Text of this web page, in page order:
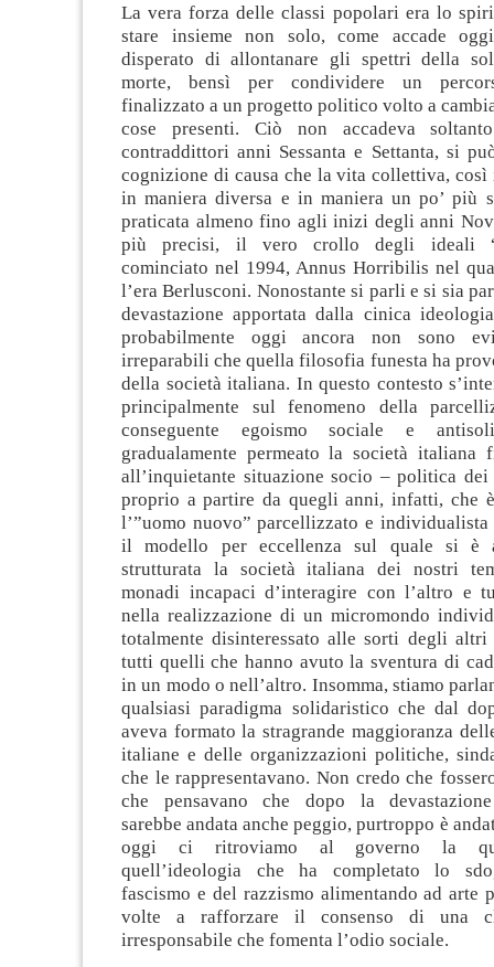
La vera forza delle classi popolari era lo
stare insieme non solo, come accade
disperato di allontanare gli spettri della
morte, bensì per condividere un
finalizzato a un progetto politico volto a
cose presenti. Ciò non accadeva
contraddittori anni Sessanta e Settanta, si
cognizione di causa che la vita collettiva, così
in maniera diversa e in maniera un po’ più
praticata almeno fino agli inizi degli anni
più precisi, il vero crollo degli ideali
cominciato nel 1994, Annus Horribilis nel
l’era Berlusconi. Nonostante si parli e si sia
devastazione apportata dalla cinica
probabilmente oggi ancora non sono
irreparabili che quella filosofia funesta ha
della società italiana. In questo contesto
principalmente sul fenomeno della
conseguente egoismo sociale e
gradualamente permeato la società italiana
all’inquietante situazione socio – politica
proprio a partire da quegli anni, infatti, che
l’”uomo nuovo” parcellizzato e
il modello per eccellenza sul quale si è
strutturata la società italiana dei nostri
monadi incapaci d’interagire con l’altro e
nella realizzazione di un micromondo
totalmente disinteressato alle sorti degli
tutti quelli che hanno avuto la sventura di
in un modo o nell’altro. Insomma, stiamo
qualsiasi paradigma solidaristico che dal
aveva formato la stragrande maggioranza
italiane e delle organizzazioni politiche,
che le rappresentavano. Non credo che
che pensavano che dopo la
sarebbe andata anche peggio, purtroppo è
oggi ci ritroviamo al governo la
quell’ideologia che ha completato lo
fascismo e del razzismo alimentando ad arte
volte a rafforzare il consenso di una
irresponsabile che fomenta l’odio sociale.